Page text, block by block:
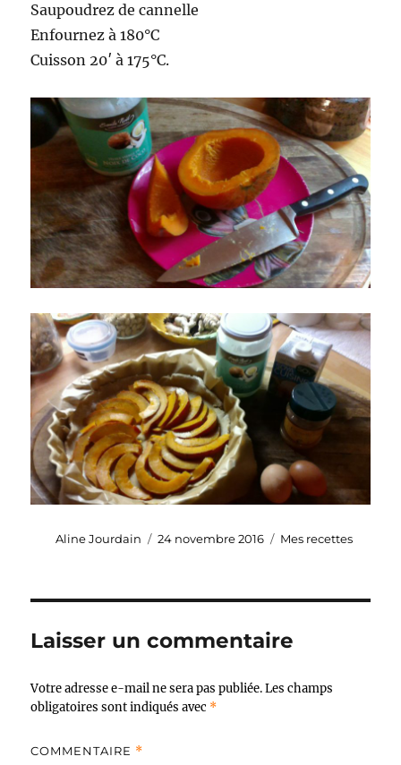
Saupoudrez de cannelle
Enfournez à 180°C
Cuisson 20′ à 175°C.
Auteur
Aline Jourdain
Publié
24 novembre 2016 Catégories
Mes recettes
Laisser un commentaire
Votre adresse e-mail ne sera pas publiée. Les champs
obligatoires sont indiqués avec *
COMMENTAIRE *